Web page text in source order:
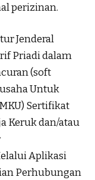
perizinan.
Jenderal
Priadi dalam
(soft
Untuk
Sertifikat
Keruk dan/atau
Aplikasi
Perhubungan